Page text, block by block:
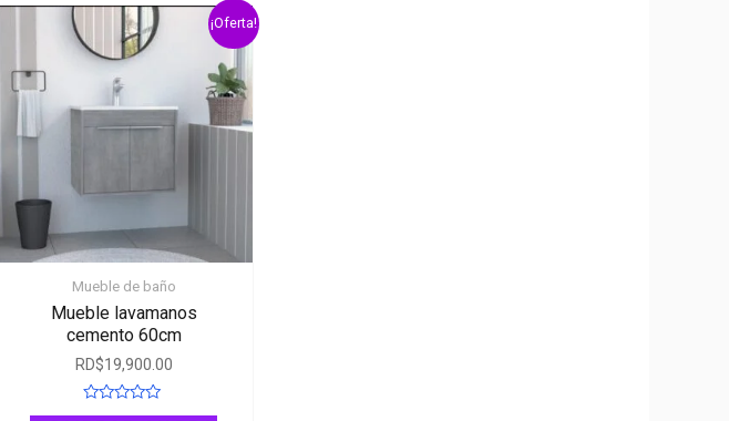
¡Oferta!
Mueble de baño
Mueble lavamanos
cemento 60cm
RD$19,900.00
Rated